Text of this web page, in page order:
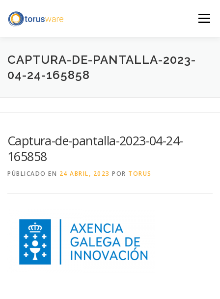
contenido
Menú
INICIO QUÉ HACEMOS QUIÉNES SOMOS
CAPTURA-DE-PANTALLA-2023-
04-24-165858
Captura-de-pantalla-2023-04-24-
165858
PÚBLICADO EN 24 ABRIL, 2023 POR TORUS